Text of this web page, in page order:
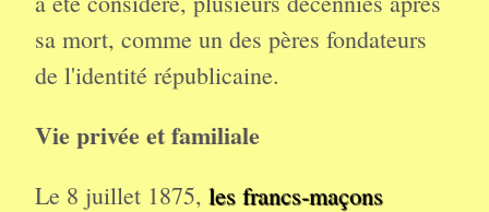
sa mort, comme un des pères fondateurs
de l'identité républicaine.
Vie privée et familiale
Le 8 juillet 1875, les francs-maçons